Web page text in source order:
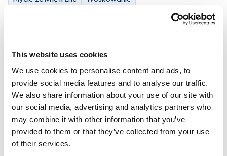
This website uses cookies
We use cookies to personalise content and ads, to
provide social media features and to analyse our traffic.
We also share information about your use of our site with
our social media, advertising and analytics partners who
may combine it with other information that you’ve
provided to them or that they’ve collected from your use
of their services.
Mycie zewnętrzne Sprzątanie wnętrza
Program 5 od 100.00 do 150.00 zł Umów
Sprzątanie wnętrza
Program 6 od 580.00 do 700.00 zł Umów